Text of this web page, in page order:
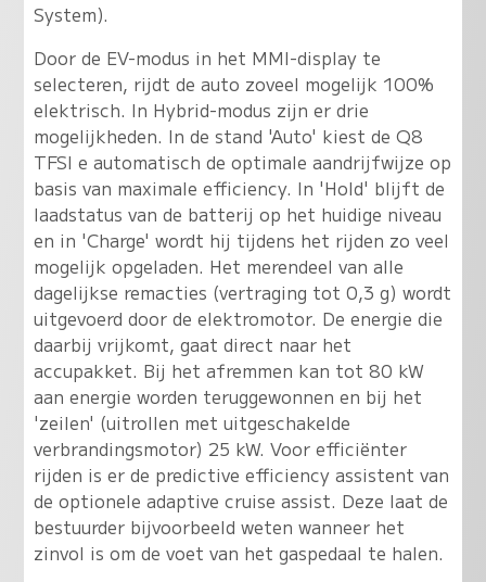
System).
Door de EV-modus in het MMI-display te
selecteren, rijdt de auto zoveel mogelijk 100%
elektrisch. In Hybrid-modus zijn er drie
mogelijkheden. In de stand 'Auto' kiest de Q8
TFSI e automatisch de optimale aandrijfwijze op
basis van maximale efficiency. In 'Hold' blijft de
laadstatus van de batterij op het huidige niveau
en in 'Charge' wordt hij tijdens het rijden zo veel
mogelijk opgeladen. Het merendeel van alle
dagelijkse remacties (vertraging tot 0,3 g) wordt
uitgevoerd door de elektromotor. De energie die
daarbij vrijkomt, gaat direct naar het
accupakket. Bij het afremmen kan tot 80 kW
aan energie worden teruggewonnen en bij het
'zeilen' (uitrollen met uitgeschakelde
verbrandingsmotor) 25 kW. Voor efficiënter
rijden is er de predictive efficiency assistent van
de optionele adaptive cruise assist. Deze laat de
bestuurder bijvoorbeeld weten wanneer het
zinvol is om de voet van het gaspedaal te halen.